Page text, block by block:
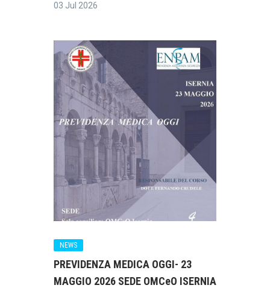
03 Jul 2026
NEWS
PREVIDENZA MEDICA OGGI- 23
MAGGIO 2026 SEDE OMCeO ISERNIA